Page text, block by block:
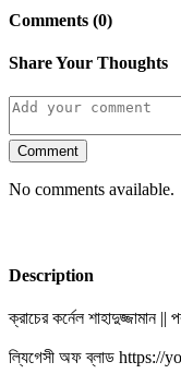
Comments (0)
Share Your Thoughts
Comment
No comments available.
Description
ক্রাচের কর্নেল শাহাদুজ্জামান
ল্যিগেসী অফ ব্লাড